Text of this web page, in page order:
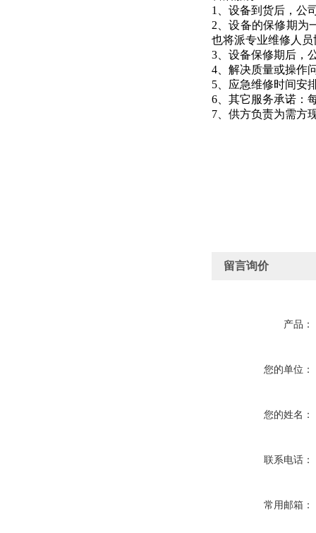
1、设备到货后，公
2、设备的保修期为
也将派专业维修人
3、设备保修期后，
4、解决质量或操作
5、应急维修时间安
6、其它服务承诺：
7、供方负责为需方
留言询价
产品：
您的单位：
您的姓名：
联系电话：
常用邮箱：